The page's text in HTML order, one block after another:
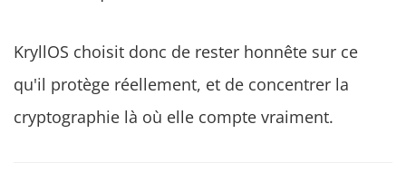
KryllOS choisit donc de rester honnête sur ce
qu'il protège réellement, et de concentrer la
cryptographie là où elle compte vraiment.